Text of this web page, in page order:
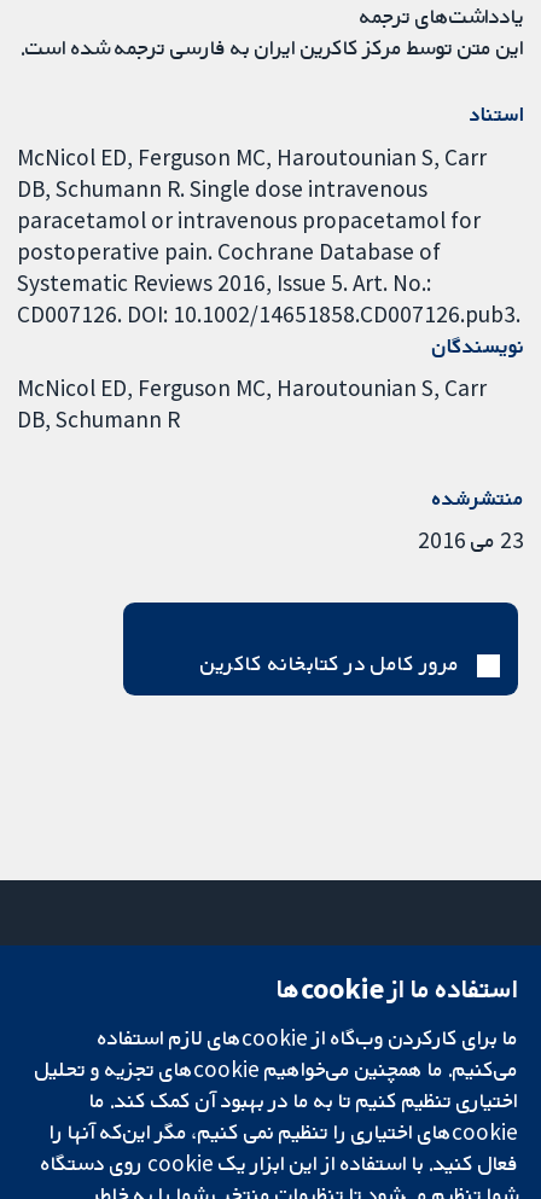
یادداشت‌های ترجمه
این متن توسط مرکز کاکرین ایران به فارسی ترجمه شده است.
استناد
McNicol ED, Ferguson MC, Haroutounian S, Carr
DB, Schumann R. Single dose intravenous
paracetamol or intravenous propacetamol for
postoperative pain. Cochrane Database of
Systematic Reviews 2016, Issue 5. Art. No.:
CD007126. DOI: 10.1002/14651858.CD007126.pub3.
نویسندگان
McNicol ED Ferguson MC Haroutounian S Carr
DB Schumann R
منتشرشده
23 می 2016
مرور کامل در کتابخانه کاکرین
تحقیقات قابل
اعتماد.
تصمیم‌گیری آگاهانه.
سلامت بهتر.
میدان کاوندیش
لندن
W1G 0AN
بریتانیا
دفتر رسانه‌ای
درباره ما
فرصت‌های
شغلی
Cochrane
Library
استفاده ما از cookie‌ها
ما برای کارکردن وب‌گاه از cookie‌های لازم استفاده
می‌کنیم. ما همچنین می‌خواهیم cookie‌های تجزیه و تحلیل
اختیاری تنظیم کنیم تا به ما در بهبود آن کمک کند. ما
cookie‌های اختیاری را تنظیم نمی کنیم، مگر این‌که آنها را
فعال کنید. با استفاده از این ابزار یک cookie‌ روی دستگاه